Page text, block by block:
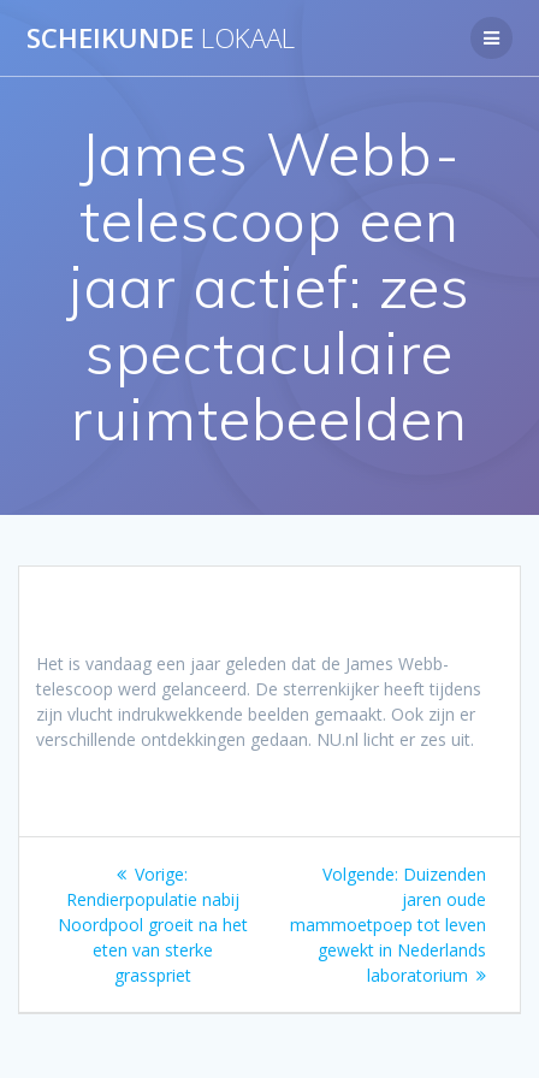
naar
SCHEIKUNDE LOKAAL
James Webb-
telescoop een
jaar actief: zes
spectaculaire
ruimtebeelden
Het is vandaag een jaar geleden dat de James Webb-
telescoop werd gelanceerd. De sterrenkijker heeft tijdens
zijn vlucht indrukwekkende beelden gemaakt. Ook zijn er
verschillende ontdekkingen gedaan. NU.nl licht er zes uit.
Bericht
navigatie
Vorige:
bericht:
Rendierpopulatie nabij
Noordpool groeit na het
eten van sterke
grasspriet
Volgende: Volgend
bericht:
Duizenden
jaren oude
mammoetpoep tot leven
gewekt in Nederlands
laboratorium